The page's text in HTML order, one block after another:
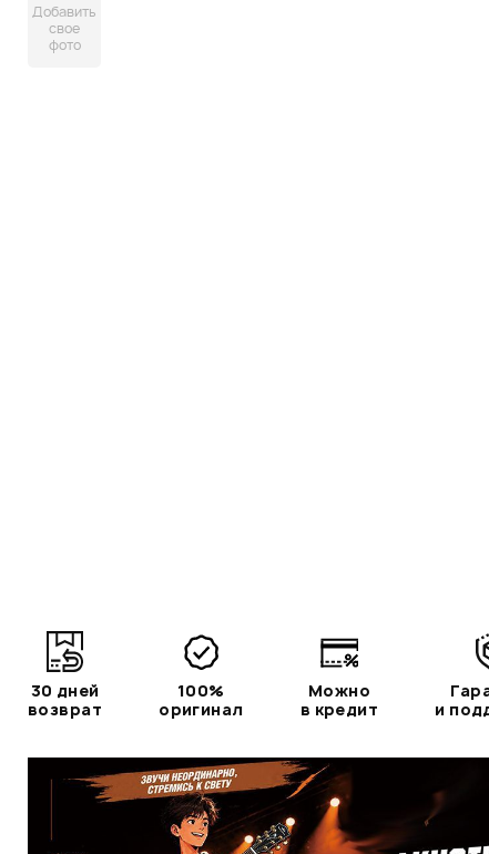
Добавить
свое
фото
30 дней
возврат
100%
оригинал
Можно
в кредит
и